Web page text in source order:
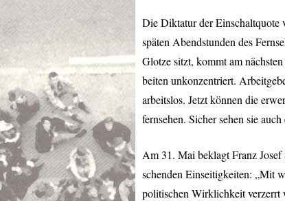
Die Diktatur der Einschaltquote
späten Abendstunden des
Glotze sitzt, kommt am
beiten unkonzentriert.
arbeitslos. Jetzt können die
fernsehen. Sicher sehen sie
Am 31. Mai beklagt Franz Josef
schenden Einseitigkeiten: „Mit
politischen Wirklichkeit verzerrt